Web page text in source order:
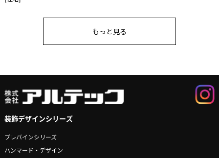
もっと見る
装飾デザインシリーズ
プレバインシリーズ
ハンマード・デザイン